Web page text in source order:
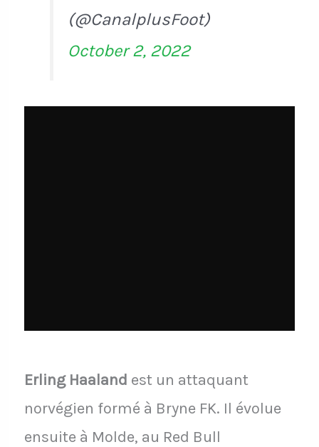
(@CanalplusFoot)
October 2, 2022
Erling Haaland est un attaquant
norvégien formé à Bryne FK. Il évolue
ensuite à Molde, au Red Bull